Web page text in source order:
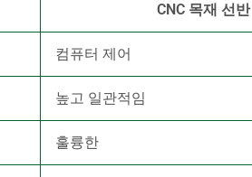
CNC 목재 선반
컴퓨터 제어
높고 일관적임
훌륭한